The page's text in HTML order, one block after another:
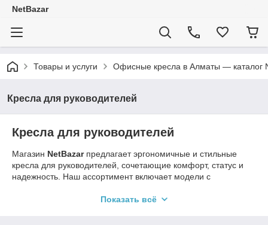
NetBazar
Товары и услуги Офисные кресла в Алматы — каталог
Кресла для руководителей
Кресла для руководителей
Магазин NetBazarпредлагает эргономичные и стильные
кресла для руководителей, сочетающие комфорт, статус и
надежность. Наш ассортимент включает модели с
прочными материалами, обеспечивающими длительный
Показать всё